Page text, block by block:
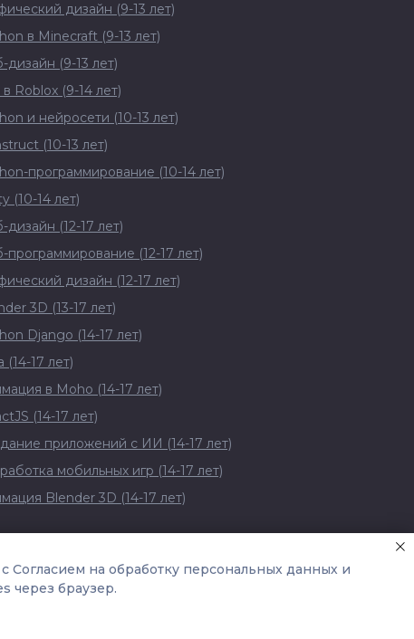
Согласием на обработку персональных данных и
через браузер.
дизайн (9-13 лет)
в Minecraft (9-13 лет)
дизайн (9-13 лет)
в Roblox (9-14 лет)
и нейросети (10-13 лет)
(10-13 лет)
программирование (10-14 лет)
(10-14 лет)
дизайн (12-17 лет)
программирование (12-17 лет)
дизайн (12-17 лет)
3D (13-17 лет)
Django (14-17 лет)
(14-17 лет)
в Moho (14-17 лет)
(14-17 лет)
приложений с ИИ (14-17 лет)
мобильных игр (14-17 лет)
Blender 3D (14-17 лет)